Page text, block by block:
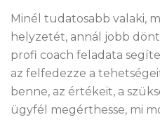
Minél tudatosabb valaki,
helyzetét, annál jobb
profi coach feladata
az felfedezze a
benne, az értékeit, a
ügyfél megérthesse, mi